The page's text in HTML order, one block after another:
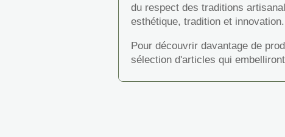
du respect des traditions
esthétique, tradition et innovation.
Pour découvrir davantage de
sélection d'articles qui